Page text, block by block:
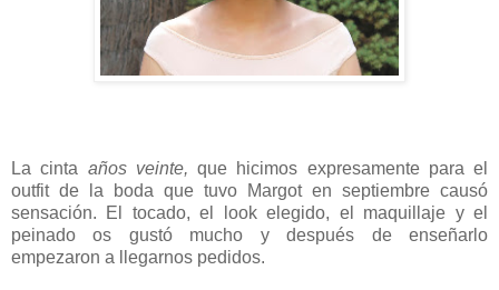
La cinta años veinte, que hicimos expresamente para el
outfit de la boda que tuvo Margot en septiembre causó
sensación. El tocado, el look elegido, el maquillaje y el
peinado os gustó mucho y después de enseñarlo
empezaron a llegarnos pedidos.